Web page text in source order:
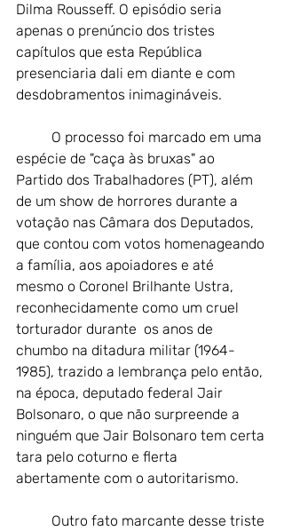
Dilma Rousseff. O episódio seria
apenas o prenúncio dos tristes
capítulos que esta República
presenciaria dali em diante e com
desdobramentos inimagináveis.
O processo foi marcado em uma
espécie de "caça às bruxas" ao
Partido dos Trabalhadores (PT), além
de um show de horrores durante a
votação nas Câmara dos Deputados,
que contou com votos homenageando
a família, aos apoiadores e até
mesmo o Coronel Brilhante Ustra,
reconhecidamente como um cruel
torturador durante  os anos de
chumbo na ditadura militar (1964-
1985), trazido a lembrança pelo então,
na época, deputado federal Jair
Bolsonaro, o que não surpreende a
ninguém que Jair Bolsonaro tem certa
tara pelo coturno e flerta
abertamente com o autoritarismo.
Outro fato marcante desse triste